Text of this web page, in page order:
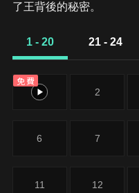
了王背後的秘密。
1 - 20 21 - 24
免費
1 2
6 7
11 12